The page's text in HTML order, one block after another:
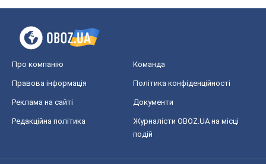
Про компанію Команда
Правова інформація Політика конфіденційності
Реклама на сайті Документи
Редакційна політика
Журналісти OBOZ.UA на місці
подій